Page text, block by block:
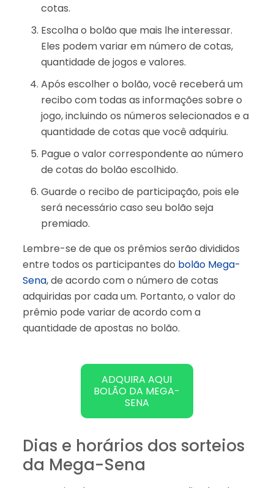
cotas.
Escolha o bolão que mais lhe interessar.
Eles podem variar em número de cotas,
quantidade de jogos e valores.
Após escolher o bolão, você receberá um
recibo com todas as informações sobre o
jogo, incluindo os números selecionados e a
quantidade de cotas que você adquiriu.
Pague o valor correspondente ao número
de cotas do bolão escolhido.
Guarde o recibo de participação, pois ele
será necessário caso seu bolão seja
premiado.
Lembre-se de que os prêmios serão divididos
entre todos os participantes do bolão Mega-
Sena, de acordo com o número de cotas
adquiridas por cada um. Portanto, o valor do
prêmio pode variar de acordo com a
quantidade de apostas no bolão.
ADQUIRA AQUI
BOLÃO DA MEGA-
SENA
Dias e horários dos sorteios
da Mega-Sena